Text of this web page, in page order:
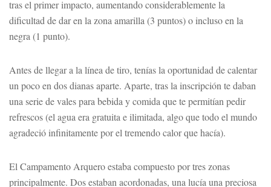
tras el primer impacto, aumentando considerablemente la
dificultad de dar en la zona amarilla (3 puntos) o incluso en la
negra (1 punto).
Antes de llegar a la línea de tiro, tenías la oportunidad de calentar
un poco en dos dianas aparte. Aparte, tras la inscripción te daban
una serie de vales para bebida y comida que te permitían pedir
refrescos (el agua era gratuita e ilimitada, algo que todo el mundo
agradeció infinitamente por el tremendo calor que hacía).
El Campamento Arquero estaba compuesto por tres zonas
principalmente. Dos estaban acordonadas, una lucía una preciosa